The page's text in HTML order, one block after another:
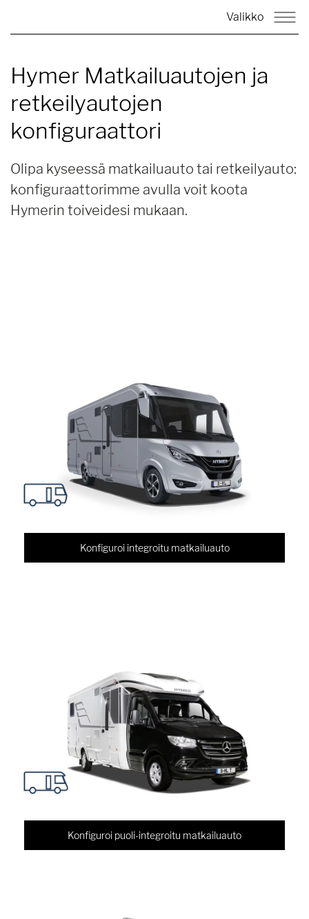
Valikko
Hymer Matkailuautojen ja
retkeilyautojen
konfiguraattori
Olipa kyseessä matkailuauto tai retkeilyauto:
konfiguraattorimme avulla voit koota
Hymerin toiveidesi mukaan.
Konfiguroi integroitu matkailuauto
Konfiguroi puoli-integroitu matkailuauto